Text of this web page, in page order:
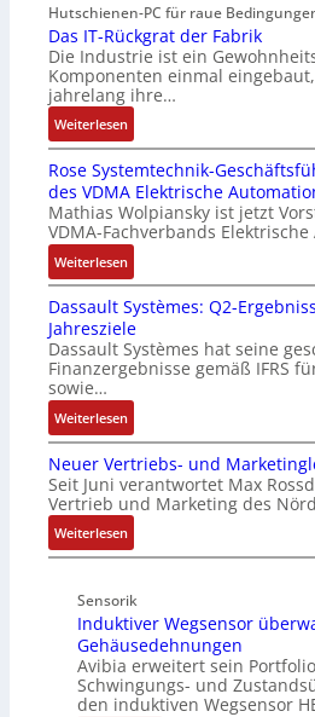
e
r
t
a
s
c
h
n
n
-
u
n
d
A
n
l
a
n
b
a
u
P
s
i
t
v
e
t
S
t
r
u
k
t
u
r
s
2
0
3
6
f
e
h
l
e
n
4
,
3
M
i
l
l
i
o
n
e
n
A
r
e
i
t
s
k
Hutschienen-PC für raue
Das IT-Rückgrat der Fabrik
Die Industrie ist ein
Komponenten einmal
jahrelang ihre…
Weiterlesen:
D
a
s
I
T
-
R
ü
c
k
g
r
a
t
d
e
r
F
a
r
i
k
Rose Systemtechnik-
des VDMA Elektrische
Mathias Wolpiansky ist jetzt
VDMA-Fachverbands
Weiterlesen:
R
o
s
e
S
y
s
t
e
m
t
e
c
n
i
k
G
Dassault Systèmes: Q2-
Jahresziele
Dassault Systèmes hat seine
Finanzergebnisse gemäß IFRS
sowie…
Weiterlesen:
D
a
s
s
a
u
t
S
y
s
t
Neuer Vertriebs- und
Seit Juni verantwortet Max
Vertrieb und Marketing des
Weiterlesen:
N
u
e
r
V
e
Sensorik
Induktiver Wegsensor
Gehäusedehnungen
Avibia erweitert sein
Schwingungs- und
den induktiven Wegsensor